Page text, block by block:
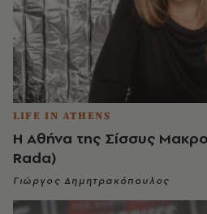
LIFE IN ATHENS
Η Αθήνα της Σίσσυς
Rada)
Γιώργος Δημητρακόπουλος